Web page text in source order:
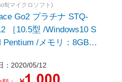
マイクロソフト)
プラチナ STQ-
［10.5型 /Windows10 S
Pentium /メモリ：8GB
/日本語版キー
：2020/05/12